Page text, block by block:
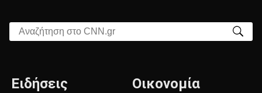
Αναζήτηση στο CNN.gr
Ειδήσεις Οικονομία